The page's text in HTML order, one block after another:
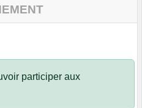
participer aux